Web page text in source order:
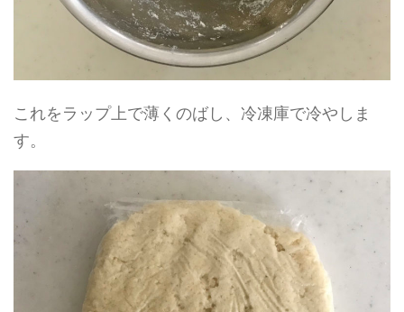
これをラップ上で薄くのばし、冷凍庫で冷やしま
す。